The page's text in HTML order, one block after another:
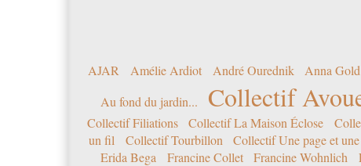
AJAR Amélie Ardiot André Ourednik Anna Gold
Au fond du jardin...
Collectif
Collectif Filiations
Collectif La Maison Éclose
un fil
Collectif Tourbillon Collectif Une page et
Erida Bega
Francine Collet Francine Wohnlich